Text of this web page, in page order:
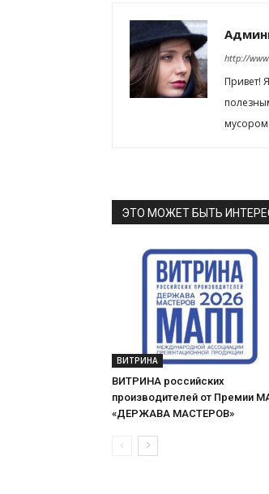
http://
Привет!
ЭТО МОЖЕТ БЫТЬ
ВИТРИНА
ВИТРИНА российских
производителей от Премии
«ДЕРЖАВА МАСТЕРОВ»